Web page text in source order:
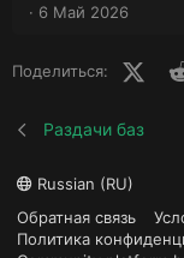
6 Май 2026
Поделиться: X
Раздачи баз
Russian (RU)
Обратная связь
Политика